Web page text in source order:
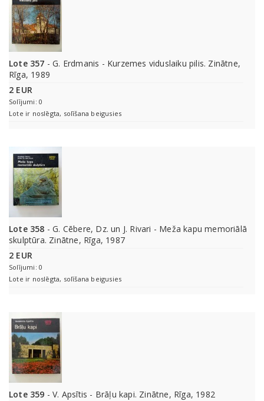
Lote 357 - G. Erdmanis - Kurzemes viduslaiku pilis. Zinātne,
Rīga, 1989
2 EUR
Solījumi: 0
Lote ir noslēgta, solīšana beigusies
Lote 358 - G. Cēbere, Dz. un J. Rivari - Meža kapu memoriālā
skulptūra. Zinātne, Rīga, 1987
2 EUR
Solījumi: 0
Lote ir noslēgta, solīšana beigusies
Lote 359 - V. Apsītis - Brāļu kapi. Zinātne, Rīga, 1982